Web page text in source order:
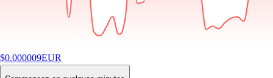
$0.000009EUR
-2.07%24H